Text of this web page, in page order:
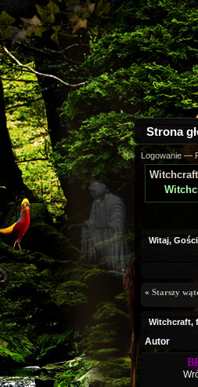
Strona
Logowanie —
0 głosów - średnia: 0
12345
Witaj,
« Starszy
Witchcraft,
Autor